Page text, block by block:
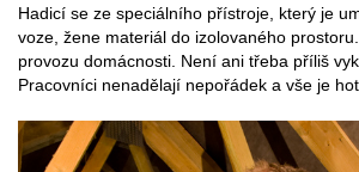
Hadicí se ze speciálního přístroje, který je
voze, žene materiál do izolovaného
provozu domácnosti. Není ani třeba příliš
Pracovníci nenadělají nepořádek a vše je